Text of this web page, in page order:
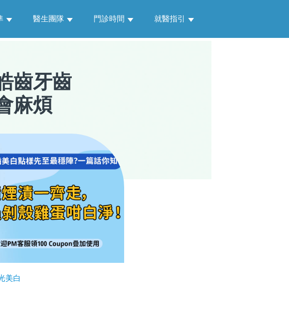
醫生團隊 門診時間 就醫指引
齒牙齒
麻煩
美白